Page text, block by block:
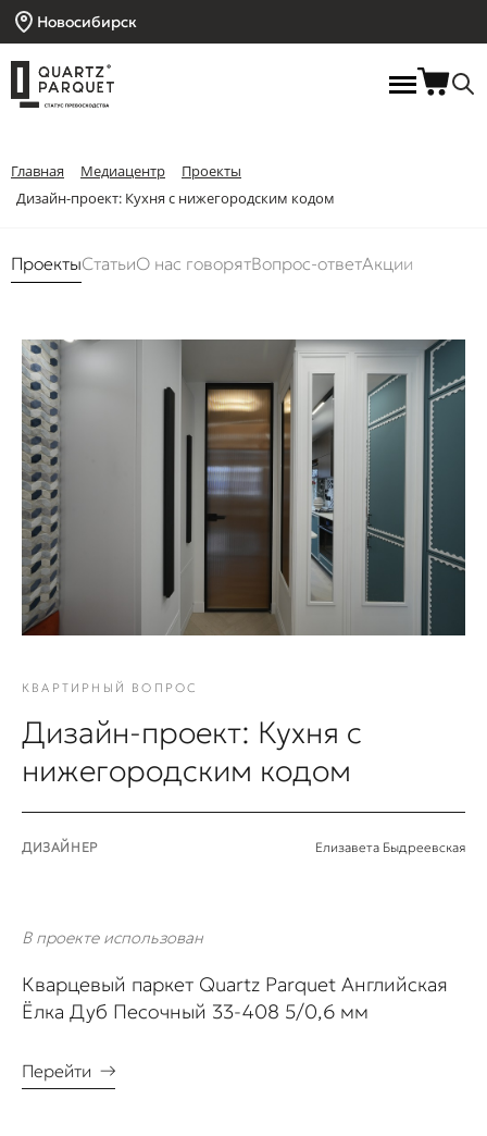
Новосибирск
Главная Медиацентр
Проекты
Дизайн-проект: Кухня с нижегородским кодом
ПроектыСтатьиО нас говорятВопрос-ответАкции
КВАРТИРНЫЙ ВОПРОС
Дизайн-проект: Кухня с
нижегородским кодом
ДИЗАЙНЕР Елизавета Быдреевская
В проекте использован
Кварцевый паркет Quartz Parquet Английская
Ёлка Дуб Песочный 33-408 5/0,6 мм
Перейти →